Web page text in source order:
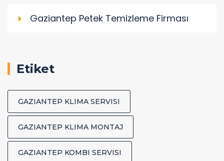
Gaziantep Petek Temizleme Firması
Etiket
GAZIANTEP KLIMA SERVISI
GAZIANTEP KLIMA MONTAJ
GAZIANTEP KOMBI SERVISI